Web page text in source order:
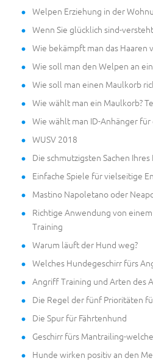
Welpen Erziehung in der
Wenn Sie glücklich sind-
Wie bekämpft man das Haaren
Wie soll man den Welpen an
Wie soll man einen Maulkorb
Wie wählt man ein Maulkorb?
Wie wählt man ID-Anhänger für
WUSV 2018
Die schmutzigsten Sachen
Einfache Spiele für vielseitige
Mastino Napoletano oder
Richtige Anwendung von
Training
Warum läuft der Hund weg?
Welches Hundegeschirr fürs
Angriff Training und Arten des
Die Regel der fünf Prioritäten
Die Spur für Fährtenhund
Geschirr fürs Mantrailing-
Hunde wirken positiv an den